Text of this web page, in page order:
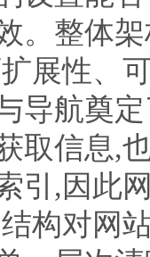
。整体
展性、
航奠定
取信息,
引,因此
构对网